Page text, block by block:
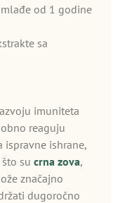
od 1 godine
sa
imuniteta
reaguju
ispravne ishrane,
su crna zova,
značajno
dugoročno